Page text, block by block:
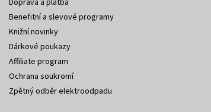
Benefitní a slevové programy
Knižní novinky
Dárkové poukazy
Affiliate program
Ochrana soukromí
Zpětný odběr elektroodpadu